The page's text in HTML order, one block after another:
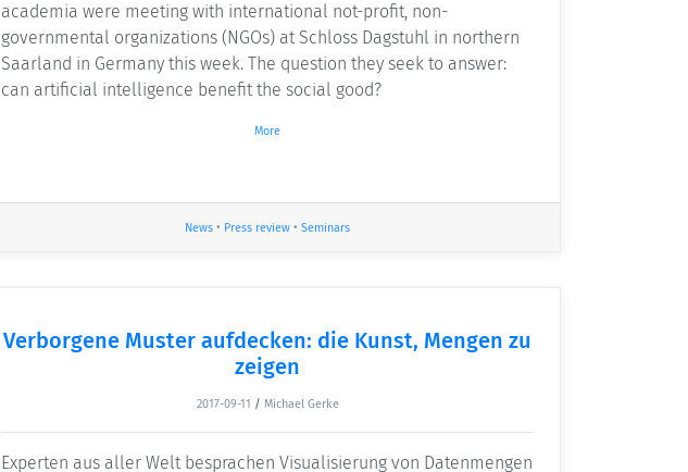
academia were meeting with international not-profit, non-
governmental organizations (NGOs) at Schloss Dagstuhl in northern
Saarland in Germany this week. The question they seek to answer:
can artificial intelligence benefit the social good?
More
News • Press review • Seminars
Verborgene Muster aufdecken: die Kunst, Mengen zu
zeigen
2017-09-11 / Michael Gerke
Experten aus aller Welt besprachen Visualisierung von Datenmengen